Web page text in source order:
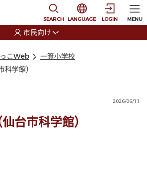
SEARCH
選択すると言語の切
LANGUAGE LOGIN MENU
市民向け
こWeb
一箕小学校
学館）
2026/06/11
台市科学館）